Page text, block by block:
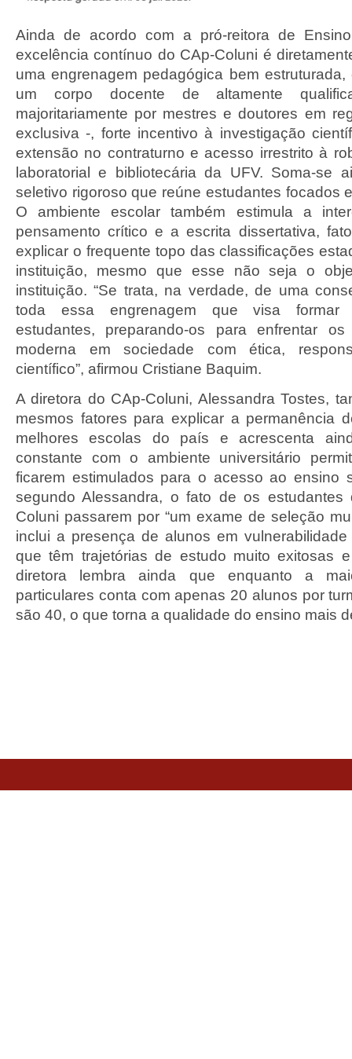
Ainda de acordo com a pró-reitora de
excelência contínuo do CAp-Coluni é
uma engrenagem pedagógica bem
um corpo docente de altamente
majoritariamente por mestres e doutores em
exclusiva -, forte incentivo à investigação
extensão no contraturno e acesso irrestrito à
laboratorial e bibliotecária da UFV. Soma-se
seletivo rigoroso que reúne estudantes focados
O ambiente escolar também estimula a
pensamento crítico e a escrita dissertativa,
explicar o frequente topo das classificações
instituição, mesmo que esse não seja o
instituição. “Se trata, na verdade, de uma
toda essa engrenagem que visa formar
estudantes, preparando-os para enfrentar
moderna em sociedade com ética,
científico”, afirmou Cristiane Baquim.
A diretora do CAp-Coluni, Alessandra Tostes,
mesmos fatores para explicar a permanência
melhores escolas do país e acrescenta
constante com o ambiente universitário
ficarem estimulados para o acesso ao ensino
segundo Alessandra, o fato de os estudantes
Coluni passarem por “um exame de seleção
inclui a presença de alunos em
que têm trajetórias de estudo muito exitosas
diretora lembra ainda que enquanto a
particulares conta com apenas 20 alunos por
são 40, o que torna a qualidade do ensino mais